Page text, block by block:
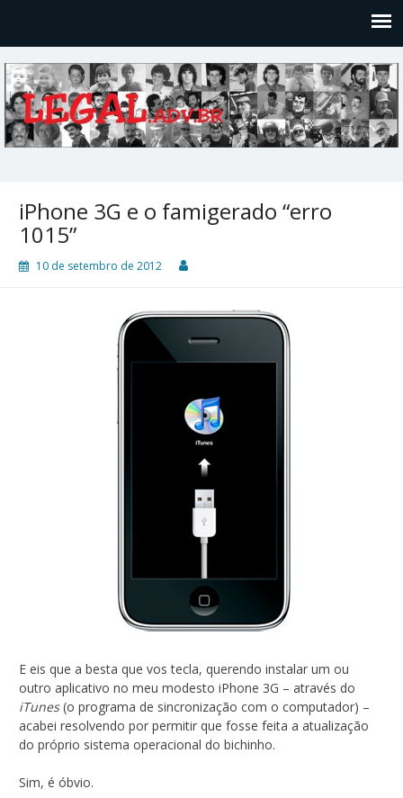
iPhone 3G e o famigerado “erro
1015”
10 de setembro de 2012
E eis que a besta que vos tecla, querendo instalar um ou
outro aplicativo no meu modesto iPhone 3G – através do
iTunes(o programa de sincronização com o computador) –
acabei resolvendo por permitir que fosse feita a atualização
do próprio sistema operacional do bichinho.
Sim, é óbvio.